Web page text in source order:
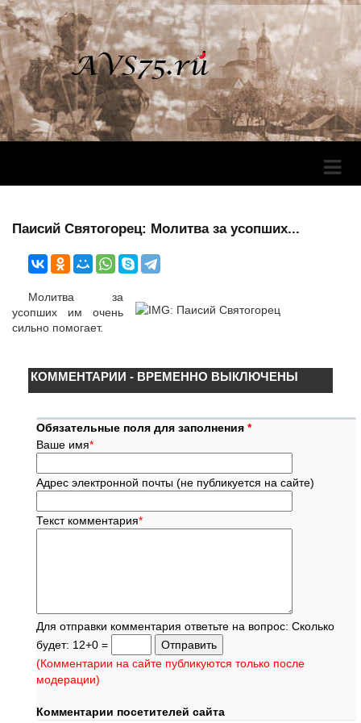
Паисий Святогорец: Молитва за усопших...
Молитва за
усопших им очень
сильно помогает.
КОММЕНТАРИИ - ВРЕМЕННО ВЫКЛЮЧЕНЫ
Обязательные поля для заполнения *
Ваше имя*
Адрес электронной почты (не публикуется на сайте)
Текст комментария*
Для отправки комментария ответьте на вопрос: Сколько
будет: 12+0 =
(Комментарии на сайте публикуются только после
модерации)
Комментарии посетителей сайта